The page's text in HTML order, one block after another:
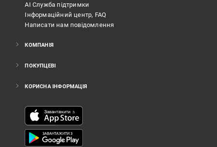
АІ Служба підтримки
Інформаційний центр, FAQ
Написати нам повідомлення
КОМПАНІЯ
ПОКУПЦЕВІ
КОРИСНА ІНФОРМАЦІЯ